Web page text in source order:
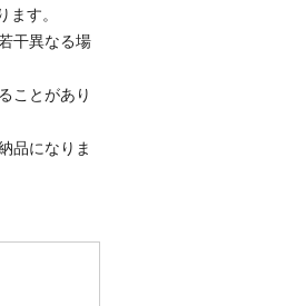
す。
干異なる場
ことがあり
品になりま